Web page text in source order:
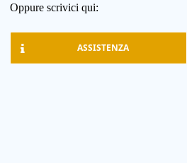
Oppure scrivici qui:
ASSISTENZA